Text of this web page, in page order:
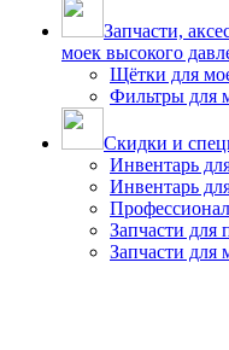
Запчасти,
моек высокого
Щётки для
Фильтры для
Скидки и
Инвентарь
Инвентарь
Запчасти для
Запчасти для